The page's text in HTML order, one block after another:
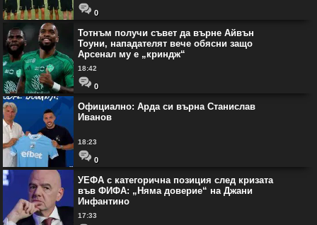
0
Тотнъм получи съвет да върне Айвън
Тоуни, нападателят вече обясни защо
Арсенал му е „криндж“
18:42
0
Официално: Арда си върна Станислав
Иванов
18:23
0
УЕФА с категорична позиция след кризата
във ФИФА: „Няма доверие“ на Джани
Инфантино
17:33